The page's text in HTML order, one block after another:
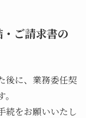
ご請求書の
後に、業務委任契
続をお願いいたし